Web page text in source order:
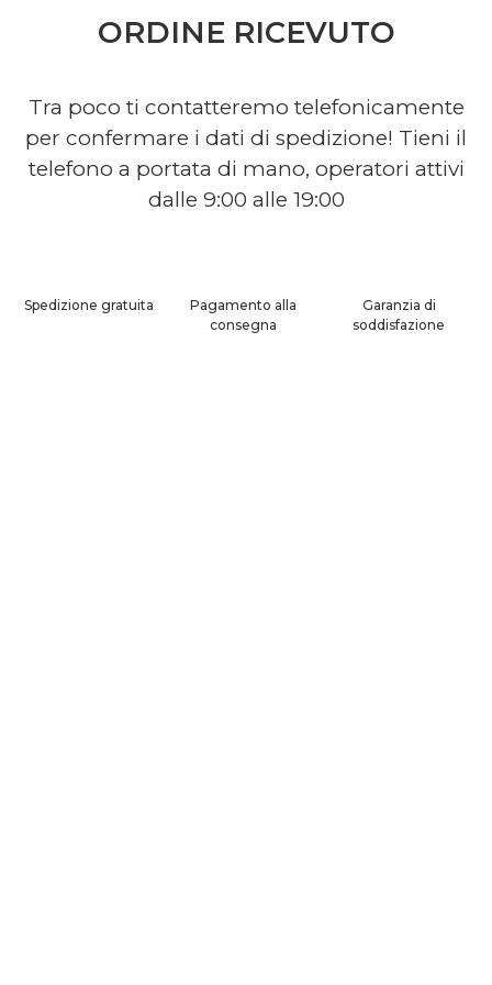
ORDINE RICEVUTO
Tra poco ti contatteremo telefonicamente
per confermare i dati di spedizione! Tieni il
telefono a portata di mano, operatori attivi
dalle 9:00 alle 19:00
Spedizione gratuita
Pagamento alla
consegna
Garanzia di
soddisfazione